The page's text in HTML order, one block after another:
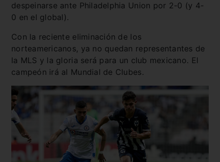
despeinarse ante Philadelphia Union por 2-0 (y 4-
0 en el global).
Con la reciente eliminación de los
norteamericanos, ya no quedan representantes de
la MLS y la gloria será para un club mexicano. El
campeón irá al Mundial de Clubes.